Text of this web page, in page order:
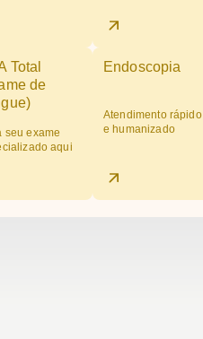
Total
de
seu exame
aqui
Endoscopia
Atendimento rápido
e humanizado